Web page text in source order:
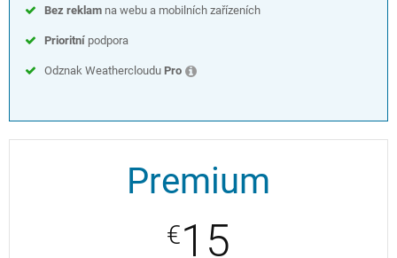
Bez reklam na webu a mobilních zařízeních
Prioritní podpora
Odznak Weathercloudu Pro
Premium
€15